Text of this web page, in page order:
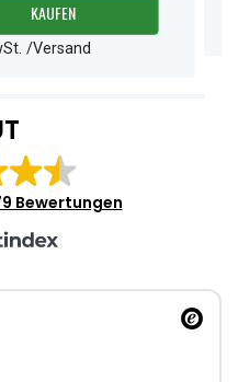
KAUFEN
/Versand
Bewertungen